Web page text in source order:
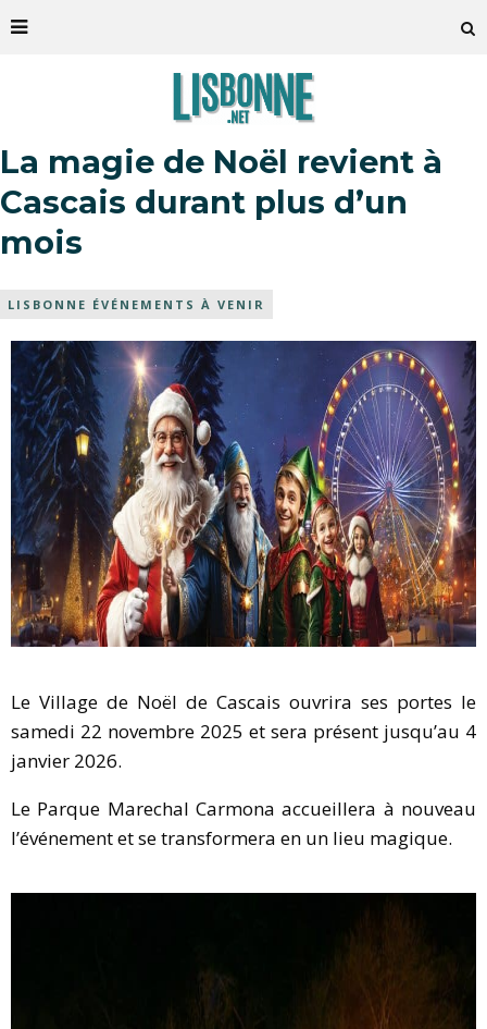
La magie de Noël revient à
Cascais durant plus d’un
mois
LISBONNE ÉVÉNEMENTS À VENIR
Le Village de Noël de Cascais ouvrira ses portes le
samedi 22 novembre 2025 et sera présent jusqu’au 4
janvier 2026.
Le Parque Marechal Carmona accueillera à nouveau
l’événement et se transformera en un lieu magique.